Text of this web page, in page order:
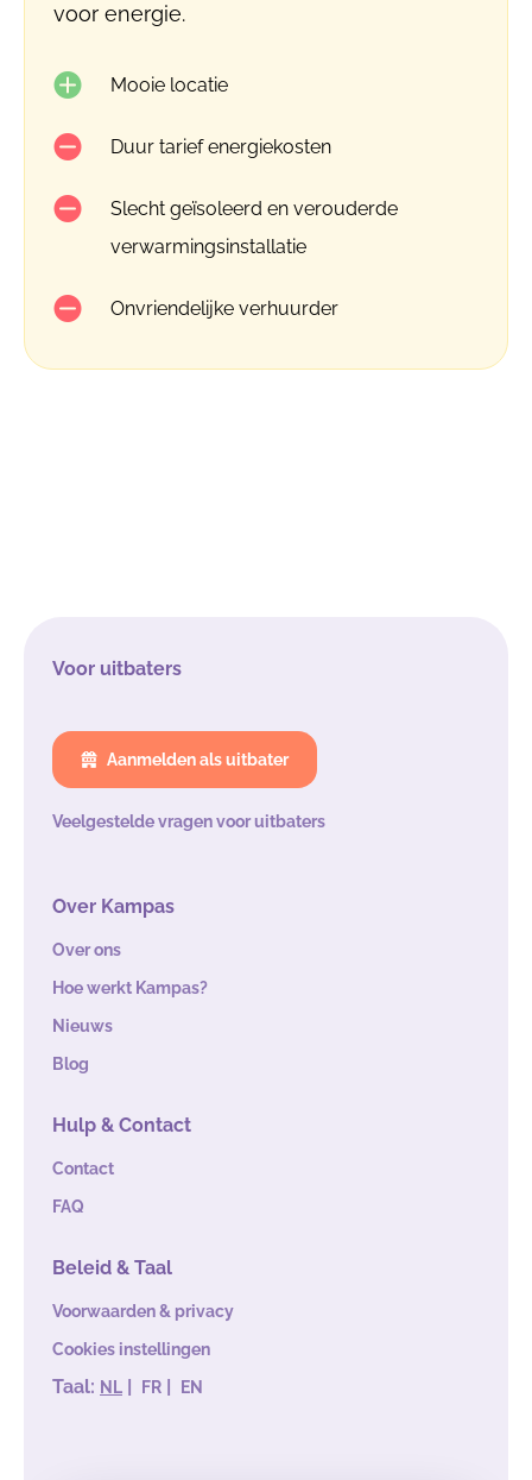
voor energie.
Mooie locatie
Duur tarief energiekosten
Slecht geïsoleerd en verouderde
verwarmingsinstallatie
Onvriendelijke verhuurder
Voor uitbaters
Aanmelden als uitbater
Veelgestelde vragen voor uitbaters
Over Kampas
Over ons
Hoe werkt Kampas?
Nieuws
Blog
Hulp & Contact
Contact
FAQ
Beleid & Taal
Voorwaarden & privacy
Cookies instellingen
Taal: NL | FR | EN